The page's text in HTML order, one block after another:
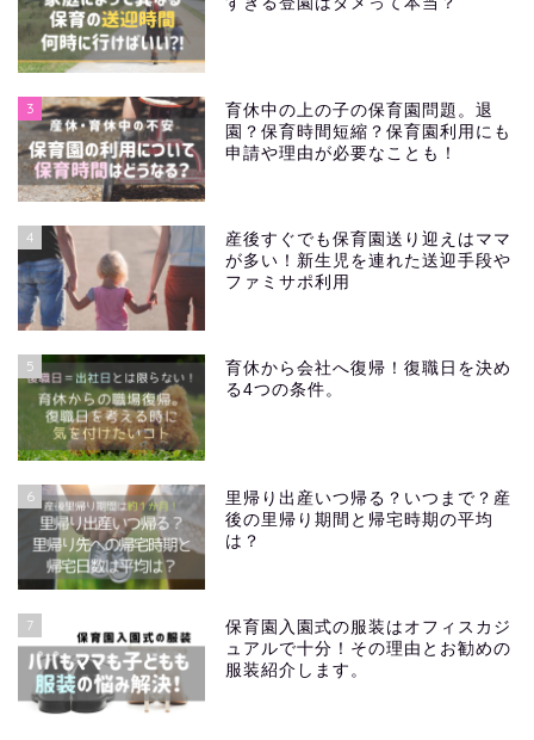
3
育休中の上の子の保育園問題。退
園？保育時間短縮？保育園利用にも
申請や理由が必要なことも！
4
産後すぐでも保育園送り迎えはママ
が多い！新生児を連れた送迎手段や
ファミサポ利用
5
育休から会社へ復帰！復職日を決め
る4つの条件。
6
里帰り出産いつ帰る？いつまで？産
後の里帰り期間と帰宅時期の平均
は？
7
保育園入園式の服装はオフィスカジ
ュアルで十分！その理由とお勧めの
服装紹介します。